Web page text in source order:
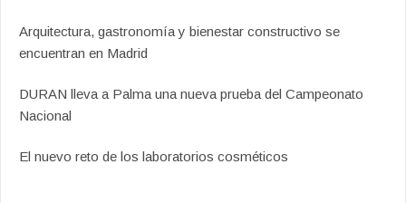
Arquitectura, gastronomía y bienestar constructivo se
encuentran en Madrid
DURAN lleva a Palma una nueva prueba del Campeonato
Nacional
El nuevo reto de los laboratorios cosméticos